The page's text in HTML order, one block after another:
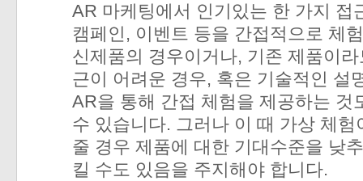
AR 마케팅에서 인기있는 한 가지 접
캠페인, 이벤트 등을 간접적으로 체
신제품의 경우이거나, 기존 제품이
근이 어려운 경우, 혹은 기술적인 설
AR을 통해 간접 체험을 제공하는 것
수 있습니다. 그러나 이 때 가상 체
줄 경우 제품에 대한 기대수준을 낮
킬 수도 있음을 주지해야 합니다.